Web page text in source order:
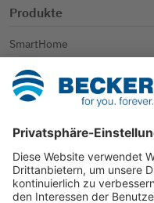
Produkte
SmartHome
Sonnenschutz
Weitere Anwendungen
Kontakt